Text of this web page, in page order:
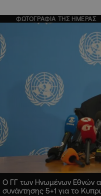
ΦΩΤΟΓΡΑΦΙΑ ΤΗΣ ΗΜΕΡΑΣ
Ο ΓΓ των Ηνωμένων Εθνών
συνάντησης 5+1 για το